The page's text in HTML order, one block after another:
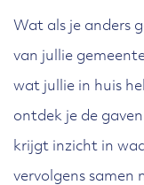
Wat als je anders
van jullie
wat jullie in huis
ontdek je de
krijgt inzicht in
vervolgens samen